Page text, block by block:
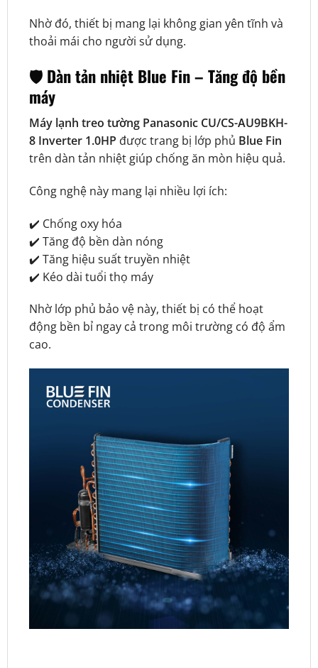
Nhờ đó, thiết bị mang lại không gian yên tĩnh và
thoải mái cho người sử dụng.
🛡️ Dàn tản nhiệt Blue Fin – Tăng độ bền
máy
Máy lạnh treo tường Panasonic CU/CS-AU9BKH-
8 Inverter 1.0HP được trang bị lớp phủ Blue Fin
trên dàn tản nhiệt giúp chống ăn mòn hiệu quả.
Công nghệ này mang lại nhiều lợi ích:
✔️ Chống oxy hóa
✔️ Tăng độ bền dàn nóng
✔️ Tăng hiệu suất truyền nhiệt
✔️ Kéo dài tuổi thọ máy
Nhờ lớp phủ bảo vệ này, thiết bị có thể hoạt
động bền bỉ ngay cả trong môi trường có độ ẩm
cao.